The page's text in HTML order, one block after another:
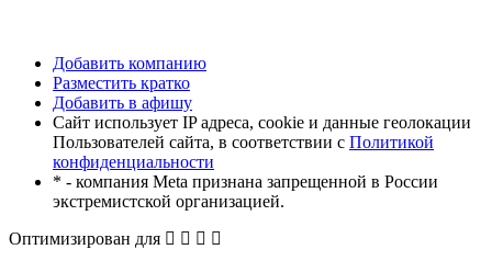
Добавить компанию
Разместить кратко
Добавить в афишу
Сайт использует IP адреса, cookie и данные геолокации
Пользователей сайта, в соответствии с Политикой
конфиденциальности
* - компания Meta признана запрещенной в России
экстремистской организацией.
Оптимизирован для